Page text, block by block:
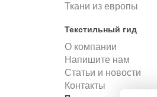
Ткани из европы
Текстильный гид
О компании
Напишите нам
Статьи и новости
Контакты